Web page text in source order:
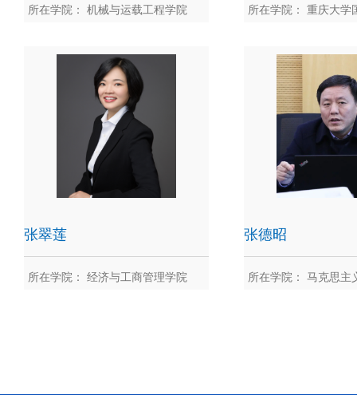
所在学院： 机械与运载工程学院 所在学院： 重庆大学
张翠莲
所在学院： 经济与工商管理学院
张德昭
所在学院： 马克思主